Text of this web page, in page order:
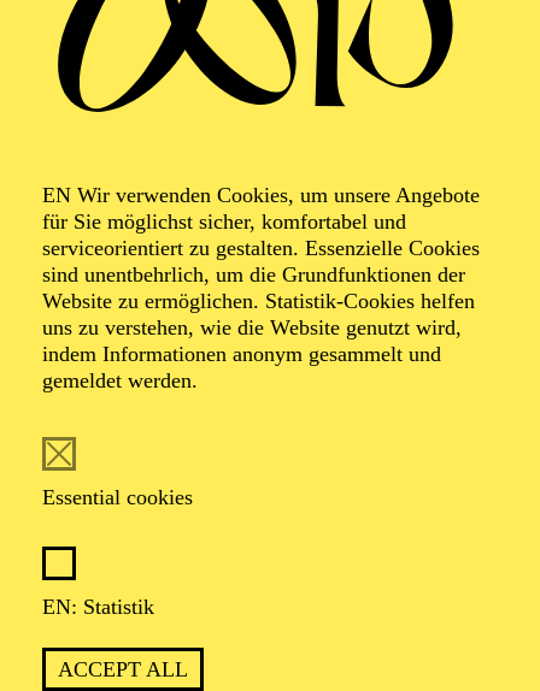
EN Wir verwenden Cookies, um unsere Angebote
für Sie möglichst sicher, komfortabel und
serviceorientiert zu gestalten. Essenzielle Cookies
sind unentbehrlich, um die Grundfunktionen der
Website zu ermöglichen. Statistik-Cookies helfen
uns zu verstehen, wie die Website genutzt wird,
indem Informationen anonym gesammelt und
gemeldet werden.
Essential cookies
EN: Statistik
ACCEPT ALL
01.07.2027
19:30 - 22:15
Aalto-Theater
Albert Lortzing Komische Oper in drei Aufzügen
TICKETS
51,00 45,00 35,00 30,00 23,00 11,00€
Abo 5: Donnerstag
OPERA
Friday
02.07.2027
19:30 - 22:00
RUHREPOS 2.027
Teilen, semikonzertante Aufführung